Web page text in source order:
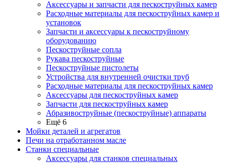
Аксессуары и запчасти для пескоструйных камер
Расходные материалы для пескоструйных камер и
установок
Запчасти и аксессуары к пескоструйному
оборудованию
Пескоструйные сопла
Рукава пескоструйные
Пескоструйные пистолеты
Устройства для внутренней очистки труб
Расходные материалы для пескоструйных камер
Аксессуары для пескоструйных камер
Запчасти для пескоструйных камер
Абразивоструйные (пескоструйные) аппараты
Ещё 6
Мойки деталей и агрегатов
Печи на отработанном масле
Станки специальные
Аксессуары для станков специальных